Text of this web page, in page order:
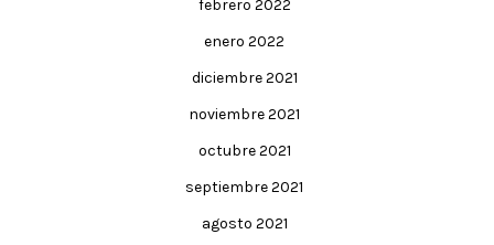
febrero 2022
enero 2022
diciembre 2021
noviembre 2021
octubre 2021
septiembre 2021
agosto 2021